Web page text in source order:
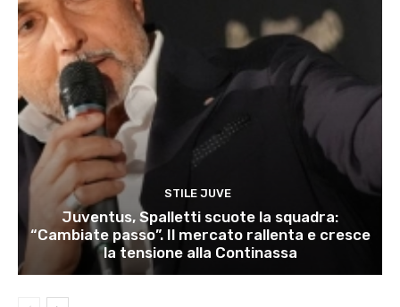
STILE JUVE
Juventus, Spalletti scuote la squadra:
“Cambiate passo”. Il mercato rallenta e cresce
la tensione alla Continassa